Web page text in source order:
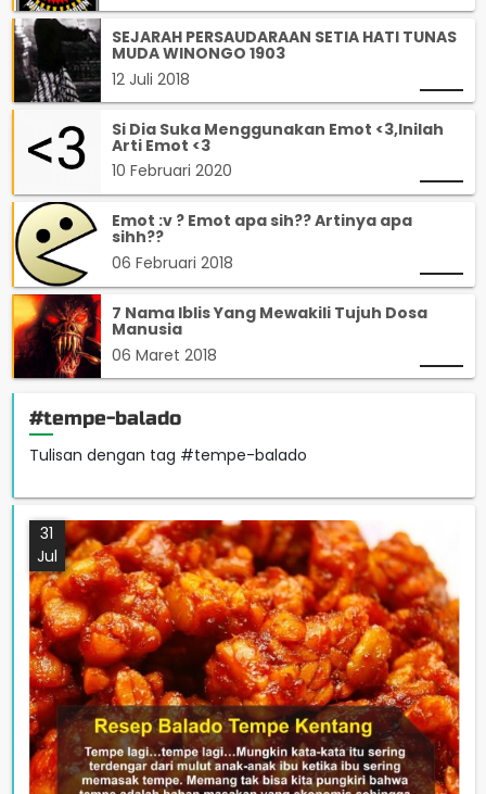
SEJARAH PERSAUDARAAN SETIA HATI TUNAS
MUDA WINONGO 1903
12 Juli 2018
Si Dia Suka Menggunakan Emot <3,Inilah
Arti Emot <3
10 Februari 2020
Emot :v ? Emot apa sih?? Artinya apa
sihh??
06 Februari 2018
7 Nama Iblis Yang Mewakili Tujuh Dosa
Manusia
06 Maret 2018
#tempe-balado
Tulisan dengan tag #tempe-balado
31
Jul